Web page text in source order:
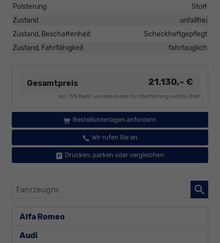
Polsterung
Stoff
Zustand
unfallfrei
Zustand, Beschaffenheit
Scheckheftgepflegt
Zustand, Fahrfähigkeit
fahrtauglich
Gesamtpreis 21.130,– €
incl. 19% MwSt. und den Kosten für Überführung und Kfz-Brief
Bestellunterlagen anfordern
Wir rufen Sie an
Drucken, parken oder vergleichen
Fahrzeugnr.
Alfa Romeo
Audi